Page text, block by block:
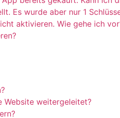
Es wurde aber nur 1
aktivieren. Wie gehe ich
Website weitergeleitet?